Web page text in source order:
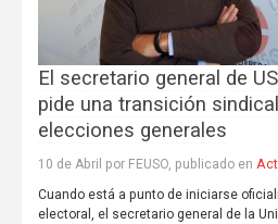
El secretario general de
pide una transición
elecciones generales
10 de Abril por FEUSO, publicado en
Cuando está a punto de iniciarse
electoral, el secretario general de la